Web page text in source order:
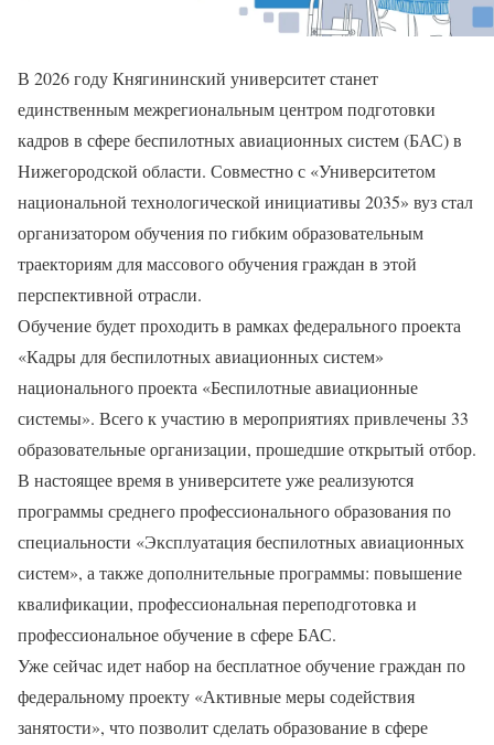
В 2026 году Княгининский университет станет
единственным межрегиональным центром подготовки
кадров в сфере беспилотных авиационных систем (БАС) в
Нижегородской области. Совместно с «Университетом
национальной технологической инициативы 2035» вуз стал
организатором обучения по гибким образовательным
траекториям для массового обучения граждан в этой
перспективной отрасли.
Обучение будет проходить в рамках федерального проекта
«Кадры для беспилотных авиационных систем»
национального проекта «Беспилотные авиационные
системы». Всего к участию в мероприятиях привлечены 33
образовательные организации, прошедшие открытый отбор.
В настоящее время в университете уже реализуются
программы среднего профессионального образования по
специальности «Эксплуатация беспилотных авиационных
систем», а также дополнительные программы: повышение
квалификации, профессиональная переподготовка и
профессиональное обучение в сфере БАС.
Уже сейчас идет набор на бесплатное обучение граждан по
федеральному проекту «Активные меры содействия
занятости», что позволит сделать образование в сфере